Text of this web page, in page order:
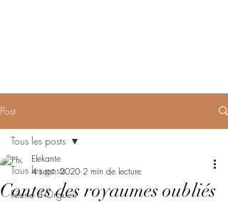
Post
Tous les posts
Féerie d'Orgueil
Tous les posts
Contes des royaumes oubliés
Elekante
4 sept. 2020 2 min de lecture